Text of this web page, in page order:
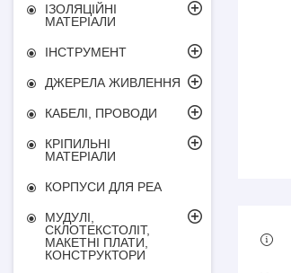
ІЗОЛЯЦІЙНІ
МАТЕРІАЛИ
ІНСТРУМЕНТ
ДЖЕРЕЛА ЖИВЛЕННЯ
КАБЕЛІ, ПРОВОДИ
КРІПИЛЬНІ
МАТЕРІАЛИ
КОРПУСИ ДЛЯ РЕА
МУДУЛІ,
СКЛОТЕКСТОЛІТ,
МАКЕТНІ ПЛАТИ,
КОНСТРУКТОРИ